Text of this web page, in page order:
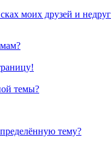
моих друзей и
темы?
тему?